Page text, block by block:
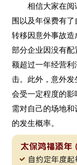
相信大家在阅
围以及年保费有
转移因意外事故
部分企业因没有
额超过一年经营
击。此外，意外
会受一定程度的
需对自己的场地
的发生概率。